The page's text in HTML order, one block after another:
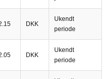
DKK
Ukendt
periode
DKK
Ukendt
periode